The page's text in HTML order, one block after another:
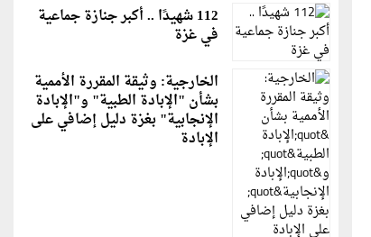
112 شهيدًا .. أكبر جنازة جماعية
في غزة
الخارجية: وثيقة المقررة الأممية
بشأن "الإبادة الطبية" و"الإبادة
الإنجابية" بغزة دليل إضافي على
الإبادة